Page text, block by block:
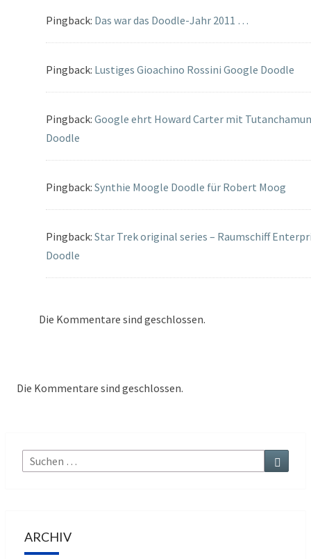
Pingback: Das war das Doodle-Jahr 2011 …
Pingback: Lustiges Gioachino Rossini Google Doodle
Pingback: Google ehrt Howard Carter mit
Doodle
Pingback: Synthie Moogle Doodle für Robert Moog
Pingback: Star Trek original series – Raumschiff
Doodle
Die Kommentare sind geschlossen.
Die Kommentare sind geschlossen.
Suchen
ARCHIV